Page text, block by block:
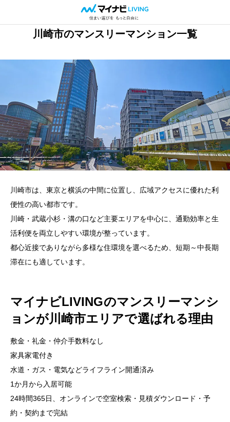
川崎市のマンスリーマンション一覧
川崎市は、東京と横浜の中間に位置し、広域アクセスに優れた利
便性の高い都市です。
川崎・武蔵小杉・溝の口など主要エリアを中心に、通勤効率と生
活利便を両立しやすい環境が整っています。
都心近接でありながら多様な住環境を選べるため、短期～中長期
滞在にも適しています。
マイナビLIVINGのマンスリーマンシ
ョンが川崎市エリアで選ばれる理由
敷金・礼金・仲介手数料なし
家具家電付き
水道・ガス・電気などライフライン開通済み
1か月から入居可能
24時間365日、オンラインで空室検索・見積ダウンロード・予
約・契約まで完結